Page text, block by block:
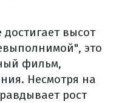
высот
это
фильм,
Несмотря на
рост